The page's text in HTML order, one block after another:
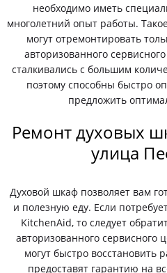
необходимо иметь
многолетний опыт работы.
могут отремонтировать
авторизованного
сталкивались с большим
поэтому способны быстро
предложить
Ремонт духовых
улица
Духовой шкаф позволяет вам
и полезную еду. Если
KitchenAid, то следует
авторизованного сервисного
могут быстро восстановить
предоставят гарантию на